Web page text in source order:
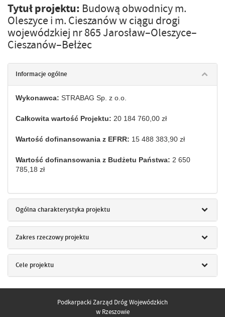
Tytuł projektu: Budową obwodnicy m.
Oleszyce i m. Cieszanów w ciągu drogi
wojewódzkiej nr 865 Jarosław–Oleszyce–
Cieszanów–Bełżec
Informacje ogólne
Wykonawca: STRABAG Sp. z o.o.
Całkowita wartość Projektu: 20 184 760,00 zł
Wartość dofinansowania z EFRR: 15 488 383,90 zł
Wartość dofinansowania z Budżetu Państwa: 2 650
785,18 zł
Ogólna charakterystyka projektu
Zakres rzeczowy projektu
Cele projektu
Podkarpacki Zarząd Dróg Wojewódzkich
w Rzeszowie